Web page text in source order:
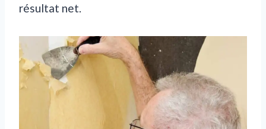
résultat net.